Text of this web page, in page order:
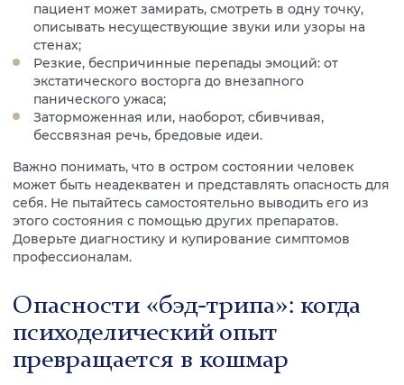
пациент может замирать, смотреть в одну точку,
описывать несуществующие звуки или узоры на
стенах;
Резкие, беспричинные перепады эмоций: от
экстатического восторга до внезапного
панического ужаса;
Заторможенная или, наоборот, сбивчивая,
бессвязная речь, бредовые идеи.
Важно понимать, что в остром состоянии человек
может быть неадекватен и представлять опасность для
себя. Не пытайтесь самостоятельно выводить его из
этого состояния с помощью других препаратов.
Доверьте диагностику и купирование симптомов
профессионалам.
Опасности «бэд-трипа»: когда
психоделический опыт
превращается в кошмар